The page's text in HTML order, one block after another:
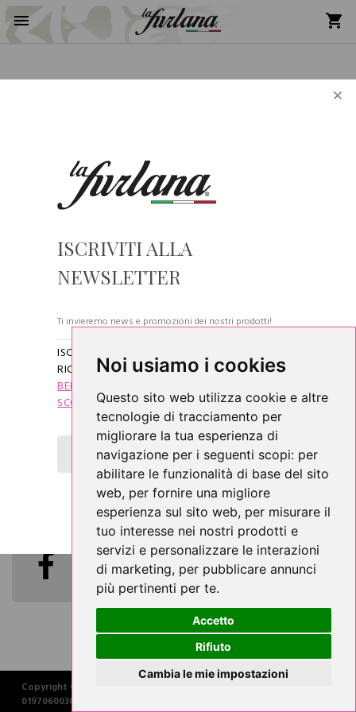
Noi usiamo i cookies
Questo sito web utilizza cookie e altre
tecnologie di tracciamento per
migliorare la tua esperienza di
navigazione per i seguenti scopi: per
abilitare le funzionalità di base del sito
web, per fornire una migliore
esperienza sul sito web, per misurare il
tuo interesse nei nostri prodotti e
servizi e personalizzare le interazioni
di marketing, per pubblicare annunci
più pertinenti per te.
Accetto
Rifiuto
Cambia le mie impostazioni
×
ISCRIVITI ALLA
NEWSLETTER
Ti invieremo news e promozioni dei nostri prodotti!
ISCRIVENDOTI ALLA NOSTRA NEWSLETTER
RICEVERAI SUBITO IL"COUPON DI
BENVENUTO"
SCONTO DI 5 €SUL TUO PRIMO ACQUISTO.
OTTIENI SUBITO LO SCONTO DI 5 €
+390432523408
Resi & rimborsi
Condizioni Generali di Vendita
Preferenze cookies
Supporto clienti
I nostri negozi
Email
email
Copyright © 2026 la Furlana S.r.l. -
01970600308 -